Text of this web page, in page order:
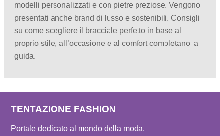
modelli personalizzati e con pietre preziose. Vengono
presentati anche brand di lusso e sostenibili. Consigli
su come scegliere il bracciale perfetto in base al
proprio stile, all’occasione e al comfort completano la
guida.
TENTAZIONE FASHION
Portale dedicato al mondo della moda.